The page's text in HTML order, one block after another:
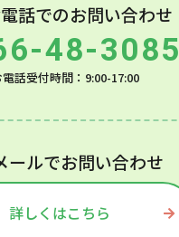
話でのお問い合わせ
48-3085
電話受付時間：9:00-17:00
ールでお問い合わせ
詳しくはこちら